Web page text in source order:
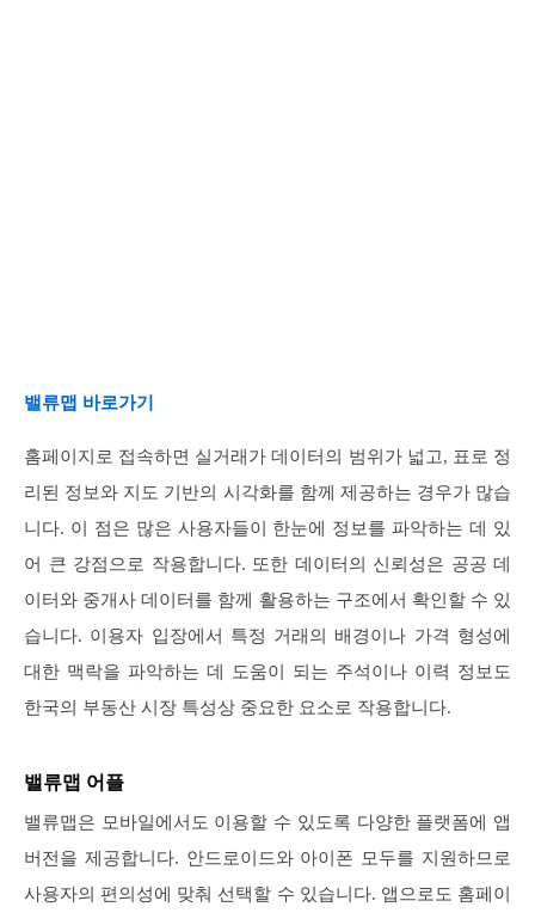
밸류맵 바로가기
홈페이지로 접속하면 실거래가 데이터의 범위가 넓고, 표로 정
리된 정보와 지도 기반의 시각화를 함께 제공하는 경우가 많습
니다. 이 점은 많은 사용자들이 한눈에 정보를 파악하는 데 있
어 큰 강점으로 작용합니다. 또한 데이터의 신뢰성은 공공 데
이터와 중개사 데이터를 함께 활용하는 구조에서 확인할 수 있
습니다. 이용자 입장에서 특정 거래의 배경이나 가격 형성에
대한 맥락을 파악하는 데 도움이 되는 주석이나 이력 정보도
한국의 부동산 시장 특성상 중요한 요소로 작용합니다.
밸류맵 어플
밸류맵은 모바일에서도 이용할 수 있도록 다양한 플랫폼에 앱
버전을 제공합니다. 안드로이드와 아이폰 모두를 지원하므로
사용자의 편의성에 맞춰 선택할 수 있습니다. 앱으로도 홈페이